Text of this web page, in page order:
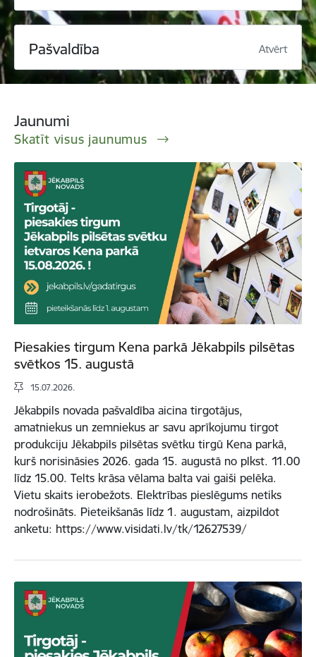
Pašvaldība Atvērt
Jaunumi
Skatīt visus jaunumus
Piesakies tirgum Kena parkā Jēkabpils pilsētas
svētkos 15. augustā
15.07.2026.
Jēkabpils novada pašvaldība aicina tirgotājus,
amatniekus un zemniekus ar savu aprīkojumu tirgot
produkciju Jēkabpils pilsētas svētku tirgū Kena parkā,
kurš norisināsies 2026. gada 15. augustā no plkst. 11.00
līdz 15.00. Telts krāsa vēlama balta vai gaiši pelēka.
Vietu skaits ierobežots. Elektrības pieslēgums netiks
nodrošināts. Pieteikšanās līdz 1. augustam, aizpildot
anketu: https://www.visidati.lv/tk/12627539/